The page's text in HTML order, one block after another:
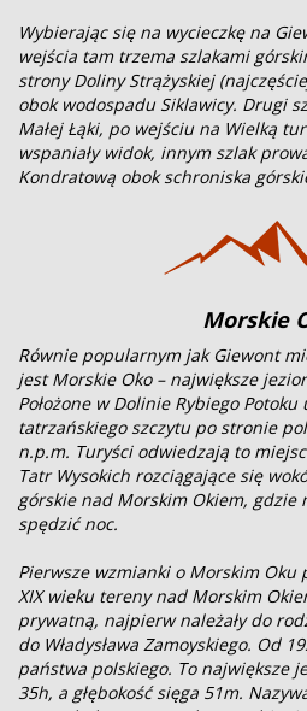
Wybierając się na wycieczkę na
wejścia tam trzema szlakami
strony Doliny Strążyskiej
obok wodospadu Siklawicy. Drugi
Małej Łąki, po wejściu na Wielką
wspaniały widok, innym szlak
Kondratową obok schroniska
Morskie
Równie popularnym jak Giewont
jest Morskie Oko – największe
Położone w Dolinie Rybiego
tatrzańskiego szczytu po stronie
n.p.m. Turyści odwiedzają to
Tatr Wysokich rozciągające się
górskie nad Morskim Okiem, gdzie
spędzić noc.
Pierwsze wzmianki o Morskim Oku
XIX wieku tereny nad Morskim
prywatną, najpierw należały do
do Władysława Zamoyskiego. Od
państwa polskiego. To największe
35h, a głębokość sięga 51m.